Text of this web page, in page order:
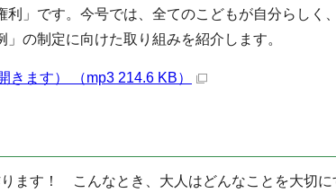
」です。今号では、全てのこどもが自分らしく
の制定に向けた取り組みを紹介します。
きます） （mp3 214.6 KB）
ます！ こんなとき、大人はどんなことを大切に